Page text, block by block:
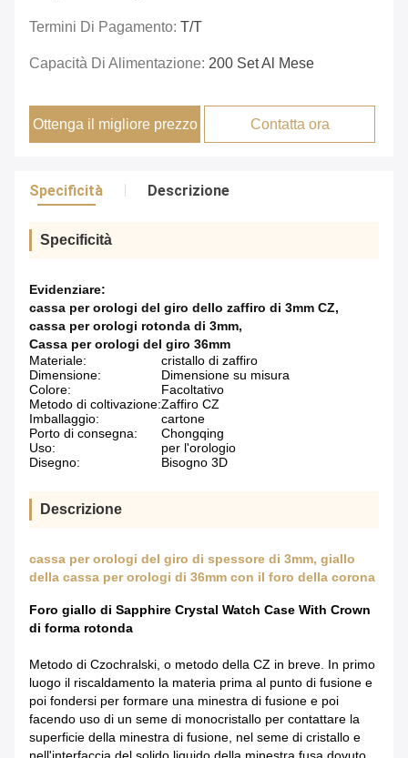
Termini Di Pagamento: T/T
Capacità Di Alimentazione: 200 Set Al Mese
Ottenga il migliore prezzo Contatta ora
Specificità Descrizione
Specificità
Evidenziare:
cassa per orologi del giro dello zaffiro di 3mm CZ,
cassa per orologi rotonda di 3mm,
Cassa per orologi del giro 36mm
Materiale:
cristallo di zaffiro
Dimensione:
Dimensione su misura
Colore:
Facoltativo
Metodo di coltivazione:Zaffiro CZ
Imballaggio:
cartone
Porto di consegna:
Chongqing
Uso:
per l'orologio
Disegno:
Bisogno 3D
Descrizione
cassa per orologi del giro di spessore di 3mm, giallo
della cassa per orologi di 36mm con il foro della corona
Foro giallo di Sapphire Crystal Watch Case With Crown
di forma rotonda
Metodo di Czochralski, o metodo della CZ in breve. In primo
luogo il riscaldamento la materia prima al punto di fusione e
poi fondersi per formare una minestra di fusione e poi
facendo uso di un seme di monocristallo per contattare la
superficie della minestra di fusione, nel seme di cristallo e